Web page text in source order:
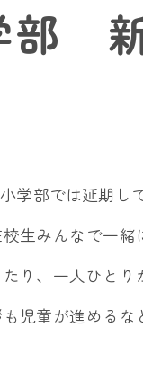
部
部では延期し
生みんなで一緒
り、一人ひと
児童が進める